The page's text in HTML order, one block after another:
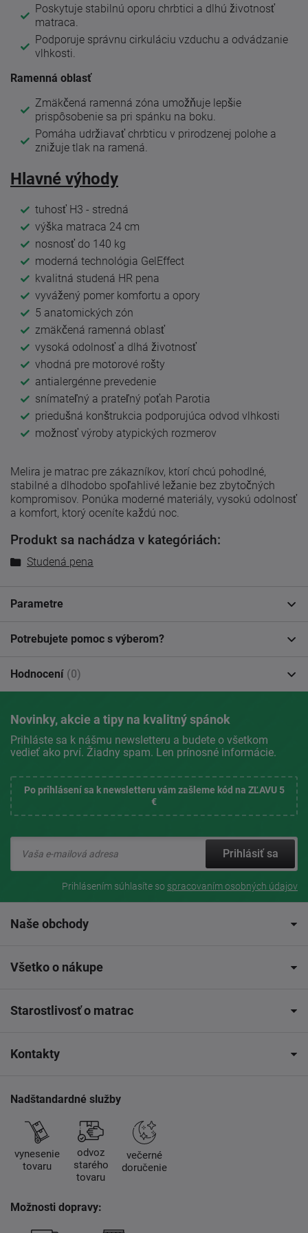
Poskytuje stabilnú oporu chrbtici a dlhú životnosť
matraca.
Podporuje správnu cirkuláciu vzduchu a odvádzanie
vlhkosti.
Ramenná oblasť
Zmäkčená ramenná zóna umožňuje lepšie
prispôsobenie sa pri spánku na boku.
Pomáha udržiavať chrbticu v prirodzenej polohe a
znižuje tlak na ramená.
Hlavné výhody
tuhosť H3 - stredná
výška matraca 24 cm
nosnosť do 140 kg
moderná technológia GelEffect
kvalitná studená HR pena
vyvážený pomer komfortu a opory
5 anatomických zón
zmäkčená ramenná oblasť
vysoká odolnosť a dlhá životnosť
vhodná pre motorové rošty
antialergénne prevedenie
snímateľný a prateľný poťah Parotia
priedušná konštrukcia podporujúca odvod vlhkosti
možnosť výroby atypických rozmerov
Melira je matrac pre zákazníkov, ktorí chcú pohodlné,
stabilné a dlhodobo spoľahlivé ležanie bez zbytočných
kompromisov. Ponúka moderné materiály, vysokú odolnosť
a komfort, ktorý oceníte každú noc.
Produkt sa nachádza v kategóriách:
Studená pena
Parametre
Potrebujete pomoc s výberom?
Hodnocení (0)
Novinky, akcie a tipy na kvalitný spánok
Prihláste sa k nášmu newsletteru a budete o všetkom
vedieť ako prví. Žiadny spam. Len prínosné informácie.
Po prihlásení sa k newsletteru vám zašleme kód na ZĽAVU 5
€
Prihlásiť sa
Prihlásením súhlasíte so spracovaním osobných údajov
Naše obchody
Všetko o nákupe
Starostlivosť o matrac
Kontakty
Nadštandardné služby
vynesenie
tovaru
odvoz
starého
tovaru
večerné
doručenie
Možnosti dopravy: